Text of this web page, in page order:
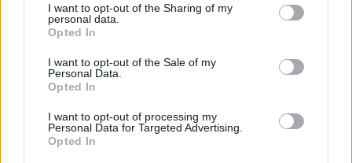
I want to opt-out of the Sharing of my
personal data.
Opted In
I want to opt-out of the Sale of my
Personal Data.
Opted In
I want to opt-out of processing my
Personal Data for Targeted Advertising.
Opted In
AVG
8
Fuj, gosenica!
10:00
8 21:00
Vsi dogodki →